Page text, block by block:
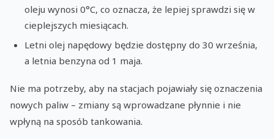
oleju wynosi 0°C, co oznacza, że lepiej sprawdzi się w
cieplejszych miesiącach.
Letni olej napędowy będzie dostępny do 30 września,
a letnia benzyna od 1 maja.
Nie ma potrzeby, aby na stacjach pojawiały się oznaczenia
nowych paliw – zmiany są wprowadzane płynnie i nie
wpłyną na sposób tankowania.